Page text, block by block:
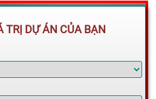
TRỊ DỰ ÁN CỦA BẠN